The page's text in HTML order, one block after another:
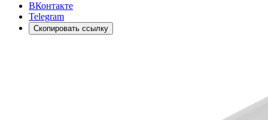
ВКонтакте
Telegram
Скопировать ссылку